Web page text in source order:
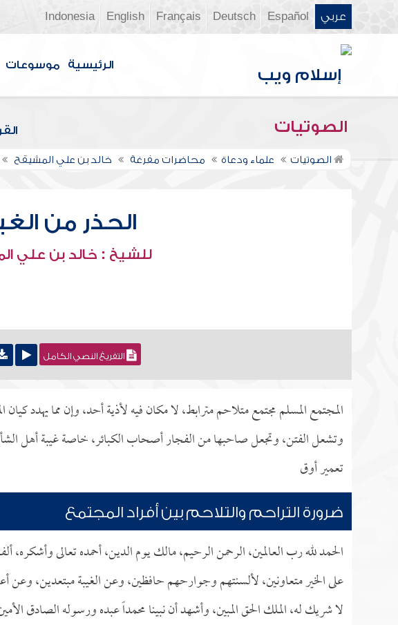
عربي Español
Deutsch
Français
English
Indonesia
الرئيسية موسوعات
الصوتيات
الصوتيات علماء ودعاة محاضرات مفرغة خالد بن علي المشيقح
الحذر من
للشيخ : خالد بن علي
التفريغ النصي الكامل
المجتمع المسلم مجتمع متلاحم مترابط، لا مكان فيه لأذية أحد، وإن مما يهدد
وتشعل الفتن، وتجعل صاحبها من الفجار أصحاب الكبائر، خاصة غيبة أهل
تعمير أوق
ضرورة التراحم والتلاحم بين أفراد المجتمع
الحمد لله رب العالمين، الرحمن الرحيم، مالك يوم الدين، أحمده تعالى
على الخير متعاونين، لألسنتهم وجوارحهم حافظين، وعن الغيبة مبتعدين، وعن
لا شريك له، الملك الحق المبين، وأشهد أن نبينا محمداً عبده ورسوله الصادق